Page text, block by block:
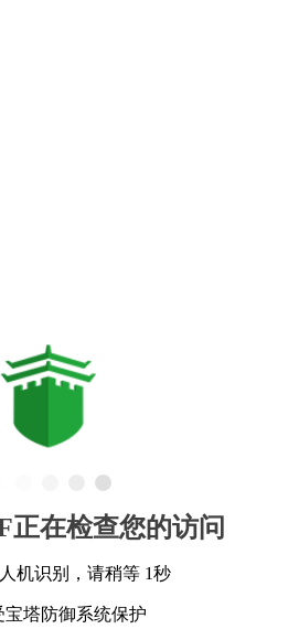
正在检查您的访问
机识别，请稍等 1秒
宝塔防御系统保护